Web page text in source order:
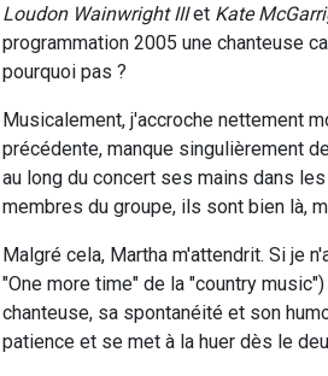
Loudon Wainwright IIIet Kate
programmation 2005 une chanteuse
pourquoi pas ?
Musicalement, j'accroche nettement
précédente, manque singulièrement
au long du concert ses mains dans
membres du groupe, ils sont bien là,
Malgré cela, Martha m'attendrit. Si je
"One more time" de la "country
chanteuse, sa spontanéité et son
patience et se met à la huer dès le